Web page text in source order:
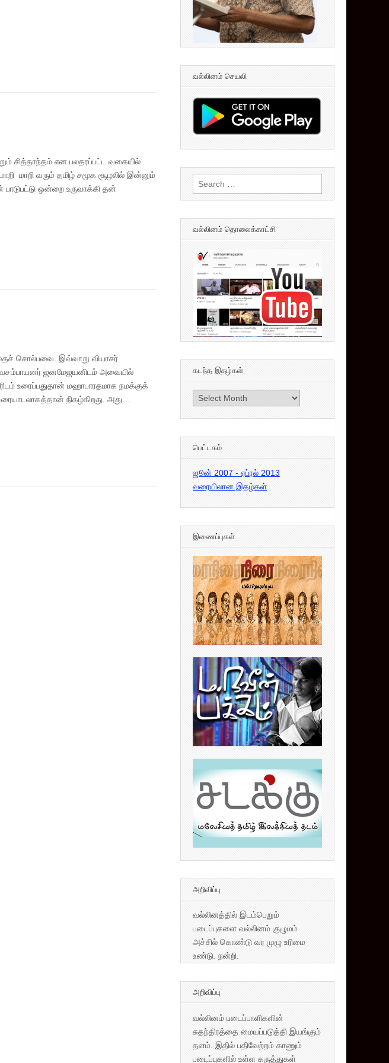
சித்தாந்தம் என பலதரப்பட்ட வகையில்
மாறி வரும் தமிழ் சமூக சூழலில் இன்னும்
ஒன்றை உருவாக்கி தன்
சொல்பவை. இவ்வாறு வியாசர்
ஜனமேஜயனிடம் அவையில்
உரைப்பதுதான் மஹாபாரதமாக நமக்குக்
நிகழ்கிறது. அது…
வல்லினம் செயலி
Search
for:
வல்லினம் தொலைக்காட்சி
கடந்த இதழ்கள்
கடந்த
இதழ்கள்
பெட்டகம்
ஜூன் 2007 - ஏப்ரல் 2013
வரையிலான இதழ்கள்
இணைப்புகள்
அறிவிப்பு
வல்லினத்தில் இடம்பெறும்
படைப்புகளை வல்லினம் குழுமம்
அச்சில் கொண்டு வர முழு உரிமை
உண்டு. நன்றி.
அறிவிப்பு
வல்லினம் படைப்பாளிகளின்
சுதந்திரத்தை மையப்படுத்தி இயங்கும்
தளம். இதில் பதிவேற்றம் காணும்
படைப்புகளில் உள்ள கருத்துகள்